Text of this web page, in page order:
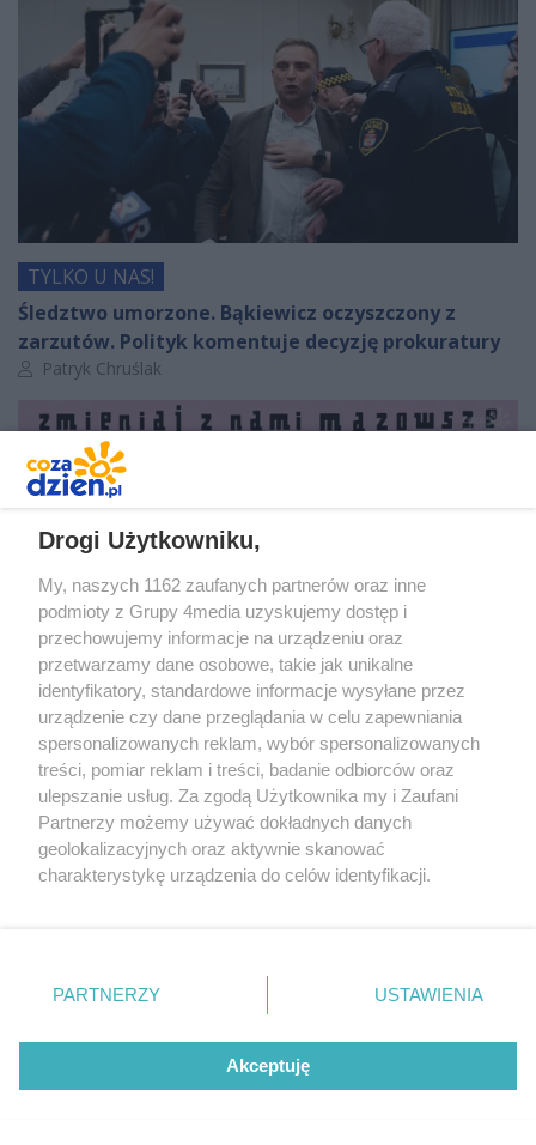
TYLKO U NAS!
Śledztwo umorzone. Bąkiewicz oczyszczony z
zarzutów. Polityk komentuje decyzję prokuratury
Autor artykułu:
Patryk Chruślak
Region radomski – 49 projektów w Budżecie
Obywatelskim Mazowsza!
Autor artykułu:
Materiał partnera
Drogi Użytkowniku,
My, naszych 1162 zaufanych partnerów oraz inne
podmioty z Grupy 4media uzyskujemy dostęp i
przechowujemy informacje na urządzeniu oraz
przetwarzamy dane osobowe, takie jak unikalne
identyfikatory, standardowe informacje wysyłane przez
urządzenie czy dane przeglądania w celu zapewniania
spersonalizowanych reklam, wybór spersonalizowanych
treści, pomiar reklam i treści, badanie odbiorców oraz
ulepszanie usług. Za zgodą Użytkownika my i Zaufani
Partnerzy możemy używać dokładnych danych
geolokalizacyjnych oraz aktywnie skanować
charakterystykę urządzenia do celów identyfikacji.
zmienić/wycofać klikając przycisk ustawień prywatności
znajdujący się w lewym dolnym rogu strony
. Niektóre
użytkownika, ale masz prawo sprzeciwić się takiemu
przetwarzaniu. Preferencje będą miały zastosowania tylko
PARTNERZY USTAWIENIA
Akceptuję